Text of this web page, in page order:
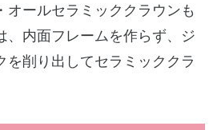
オールセラミッククラウンも
、内面フレームを作らず、ジ
を削り出してセラミッククラ